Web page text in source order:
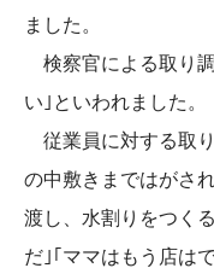
ました。
検察官による取り
い｣といわれました。
従業員に対する取
の中敷きまではがさ
渡し、水割りをつく
だ｣｢ママはもう店は